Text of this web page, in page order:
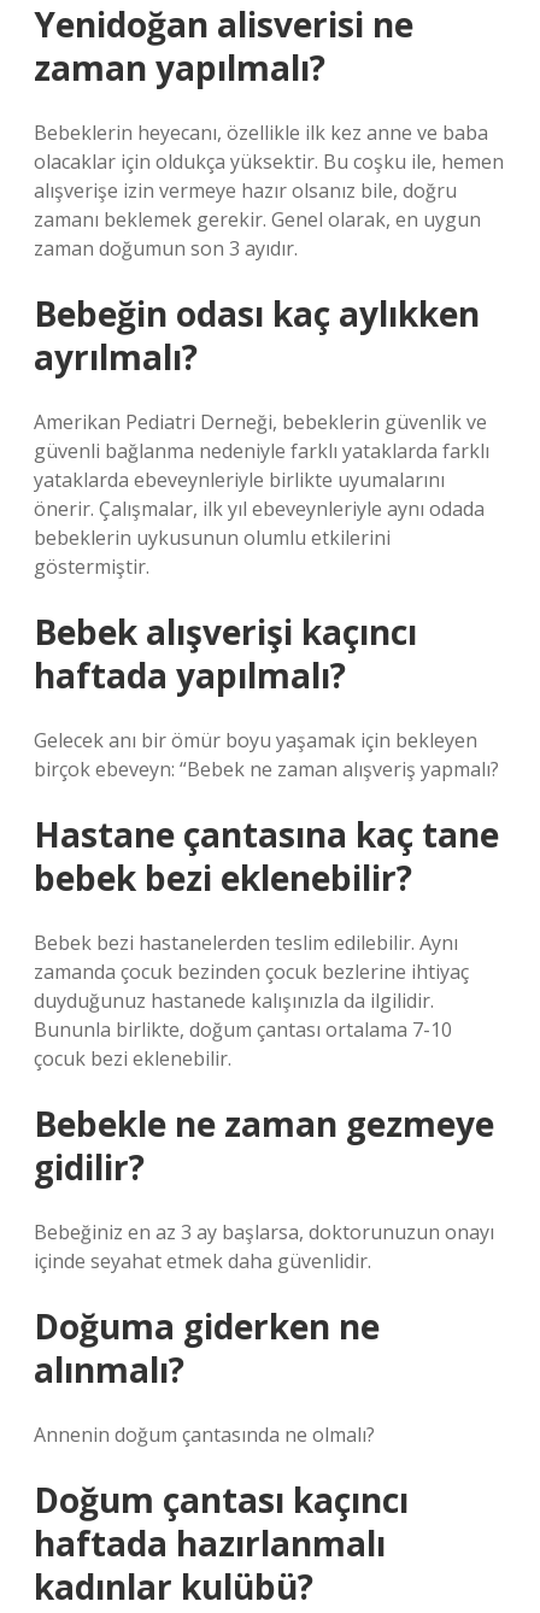
Yenidoğan alisverisi ne
zaman yapılmalı?
Bebeklerin heyecanı, özellikle ilk kez anne ve baba
olacaklar için oldukça yüksektir. Bu coşku ile, hemen
alışverişe izin vermeye hazır olsanız bile, doğru
zamanı beklemek gerekir. Genel olarak, en uygun
zaman doğumun son 3 ayıdır.
Bebeğin odası kaç aylıkken
ayrılmalı?
Amerikan Pediatri Derneği, bebeklerin güvenlik ve
güvenli bağlanma nedeniyle farklı yataklarda farklı
yataklarda ebeveynleriyle birlikte uyumalarını
önerir. Çalışmalar, ilk yıl ebeveynleriyle aynı odada
bebeklerin uykusunun olumlu etkilerini
göstermiştir.
Bebek alışverişi kaçıncı
haftada yapılmalı?
Gelecek anı bir ömür boyu yaşamak için bekleyen
birçok ebeveyn: “Bebek ne zaman alışveriş yapmalı?
Hastane çantasına kaç tane
bebek bezi eklenebilir?
Bebek bezi hastanelerden teslim edilebilir. Aynı
zamanda çocuk bezinden çocuk bezlerine ihtiyaç
duyduğunuz hastanede kalışınızla da ilgilidir.
Bununla birlikte, doğum çantası ortalama 7-10
çocuk bezi eklenebilir.
Bebekle ne zaman gezmeye
gidilir?
Bebeğiniz en az 3 ay başlarsa, doktorunuzun onayı
içinde seyahat etmek daha güvenlidir.
Doğuma giderken ne
alınmalı?
Annenin doğum çantasında ne olmalı?
Doğum çantası kaçıncı
haftada hazırlanmalı
kadınlar kulübü?